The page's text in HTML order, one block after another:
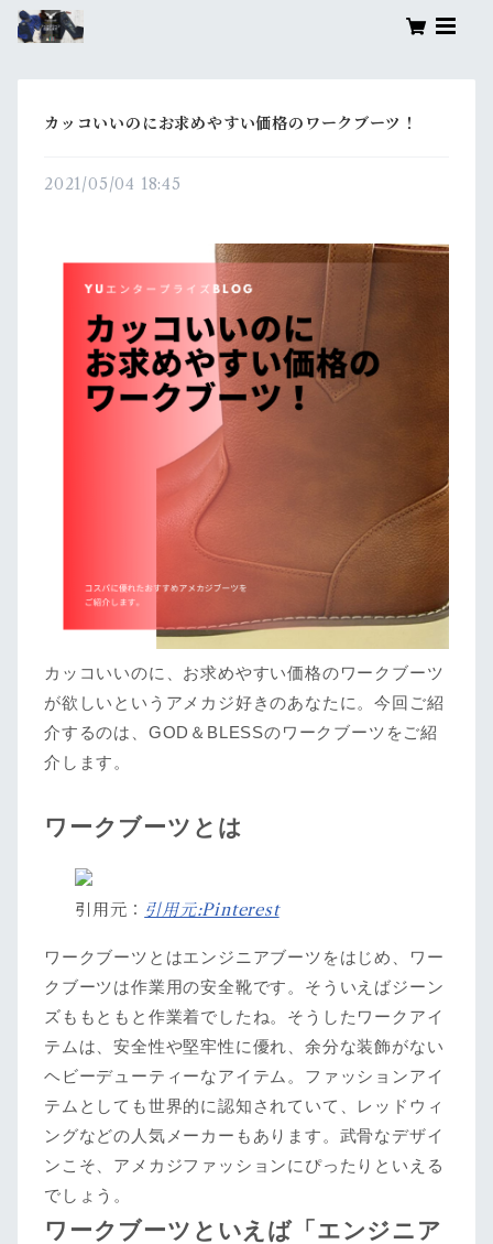
カッコいいのにお求めやすい価格のワークブーツ！
2021/05/04 18:45
カッコいいのに、お求めやすい価格のワークブーツ
が欲しいというアメカジ好きのあなたに。今回ご紹
介するのは、GOD＆BLESSのワークブーツをご紹
介します。
ワークブーツとは
引用元： 引用元:Pinterest
ワークブーツとはエンジニアブーツをはじめ、ワー
クブーツは作業用の安全靴です。そういえばジーン
ズももともと作業着でしたね。そうしたワークアイ
テムは、安全性や堅牢性に優れ、余分な装飾がない
ヘビーデューティーなアイテム。ファッションアイ
テムとしても世界的に認知されていて、レッドウィ
ングなどの人気メーカーもあります。武骨なデザイ
ンこそ、アメカジファッションにぴったりといえる
でしょう。
ワークブーツといえば「エンジニア